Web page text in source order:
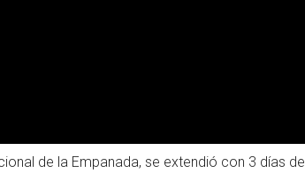
de la Empanada, se extendió con 3 días de